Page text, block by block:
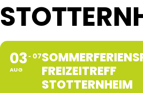
03
AUG
07
FREIZEITREFF
STOTTERNHEIM